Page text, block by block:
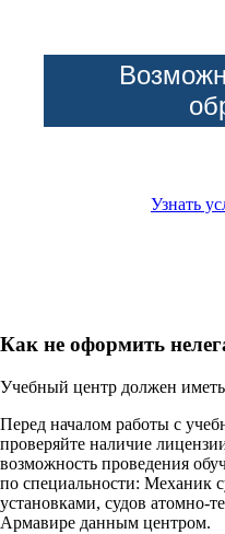
Узнать
Как не оформить
Учебный центр должен
Перед началом работы с
проверяйте наличие
возможность проведения
по специальности: Механик
установками, судов атомно-
Армавире данным центром.